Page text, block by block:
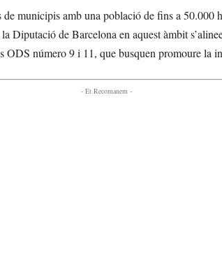
municipis amb una població de fins a 50.000
Diputació de Barcelona en aquest àmbit
ODS número 9 i 11, que busquen promoure la
- Et Recomanem -